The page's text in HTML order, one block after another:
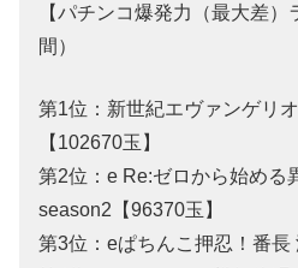
【パチンコ爆発力（最大差
間）
第1位：新世紀エヴァンゲリ
【102670玉】
第2位：e Re:ゼロから始める
season2【96370玉】
第3位：eぱちんこ押忍！番長